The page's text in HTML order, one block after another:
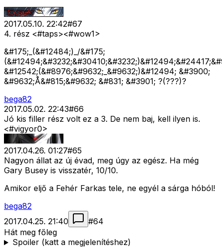
2017.05.10. 22:42#67
4. rész <#taps><#wow1>
&#175;_(&#12484;)_/&#175;
&#12542;(&#8976;&#9632;_&#9632;)&#12494; &#3900;
&#9632;Å&#815;&#9632; &#831; &#3901; ?(???)?
bega82
2017.05.02. 22:43#66
Jó kis filler rész volt ez a 3. De nem baj, kell ilyen is.
<#vigyor0>
2017.04.26. 01:27#65
Nagyon állat az új évad, meg úgy az egész. Ha még
Gary Busey is visszatér, 10/10.
Amikor eljő a Fehér Farkas tele, ne egyél a sárga hóból!
bega82
2017.04.25. 21:40
#64
Hát meg főleg
Spoiler (katt a megjelenítéshez)